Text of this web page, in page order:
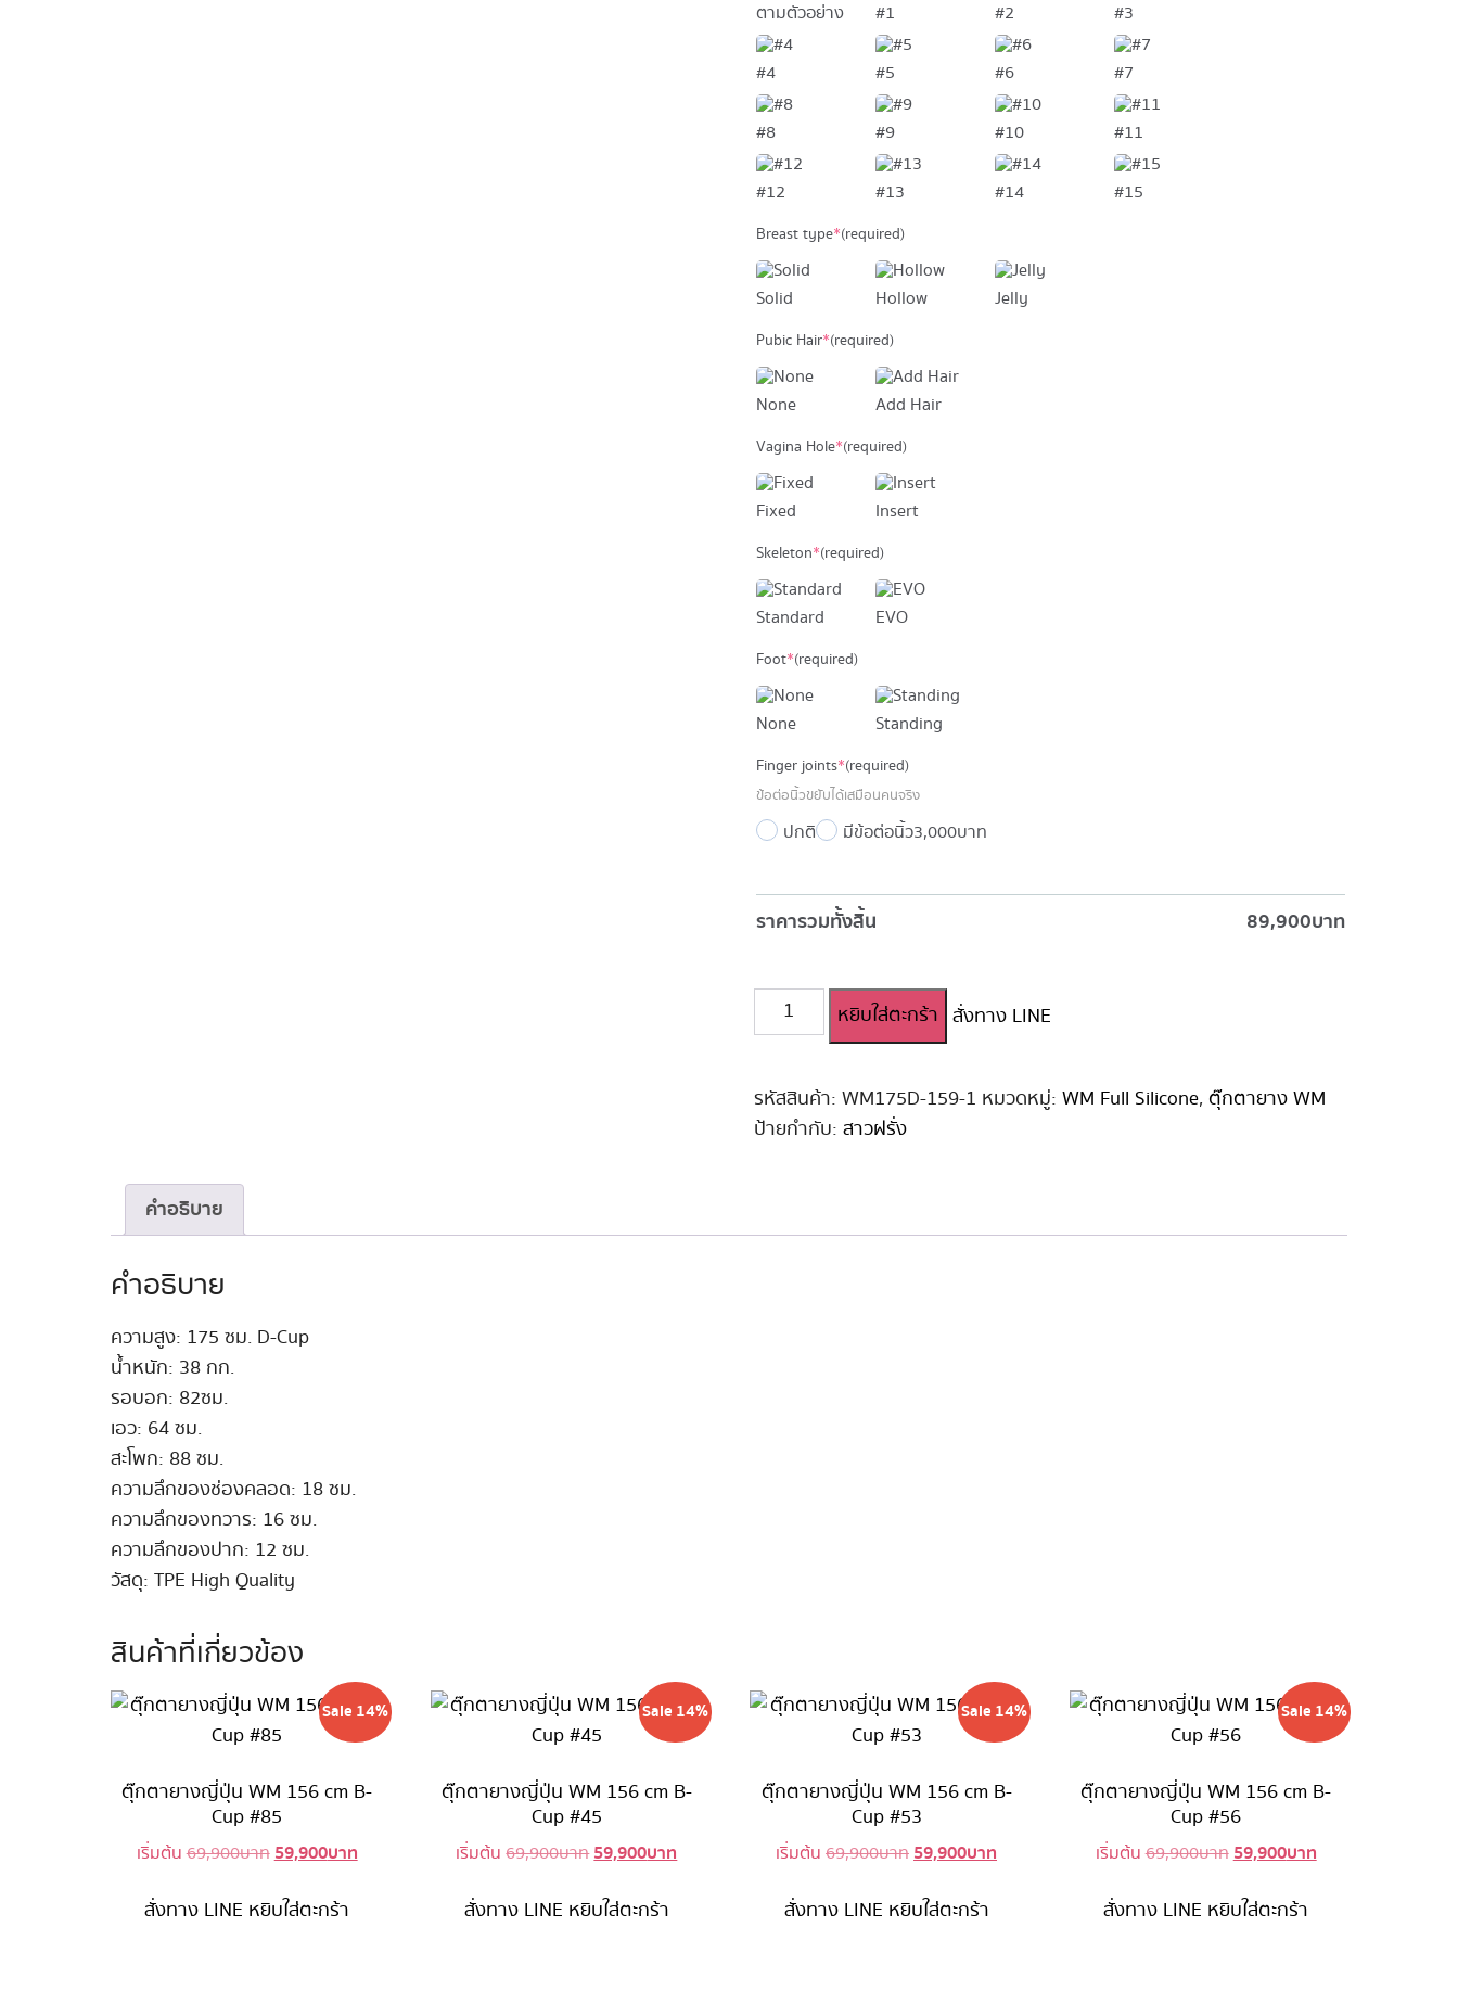
ตามตัวอย่าง #1 #2 #3
#4 #5 #6 #7
#8 #9 #10 #11
#12 #13 #14 #15
Breast type*(required)
Solid Hollow Jelly
Pubic Hair*(required)
None Add Hair
Vagina Hole*(required)
Fixed Insert
Skeleton*(required)
Standard EVO
Foot*(required)
None Standing
Finger joints*(required)
ข้อต่อนิ้วขยับได้เสมือนคนจริง
ปกติ มีข้อต่อนิ้ว3,000 บาท
ราคารวมทั้งสิ้น 89,900บาท
จำนวน
ตุ๊กตา
ลูก
ครึ่ง
หยิบใส่ตะกร้า สั่งทาง LINE
รหัสสินค้า: WM175D-159-1 หมวดหมู่: WM Full Silicone, ตุ๊กตายาง WM
ป้ายกำกับ: สาวฝรั่ง
คำอธิบาย
คำอธิบาย
ความสูง: 175 ซม. D-Cup
น้ำหนัก: 38 กก.
รอบอก: 82ซม.
เอว: 64 ซม.
สะโพก: 88 ซม.
ความลึกของช่องคลอด: 18 ซม.
ความลึกของทวาร: 16 ซม.
ความลึกของปาก: 12 ซม.
วัสดุ: TPE High Quality
สินค้าที่เกี่ยวข้อง
Sale 14%
ตุ๊กตายางญี่ปุ่น WM 156 cm B-
Cup #85
เริ่มต้น69,900บาท Original
was:
59,900บาทCurrent
สั่งทาง LINE หยิบใส่ตะกร้า
Sale 14%
ตุ๊กตายางญี่ปุ่น WM 156 cm B-
Cup #45
เริ่มต้น69,900บาท Original
was:
59,900บาท
สั่งทาง LINE หยิบใส่ตะกร้า
Sale 14%
ตุ๊กตายางญี่ปุ่น WM 156 cm B-
Cup #53
เริ่มต้น69,900บาท Original
was:
59,900บาท
สั่งทาง LINE หยิบใส่ตะกร้า
Sale 14%
ตุ๊กตายางญี่ปุ่น WM 156 cm B-
Cup #56
เริ่มต้น69,900บาท Original
was:
59,900บาทCurrent
สั่งทาง LINE หยิบใส่ตะกร้า